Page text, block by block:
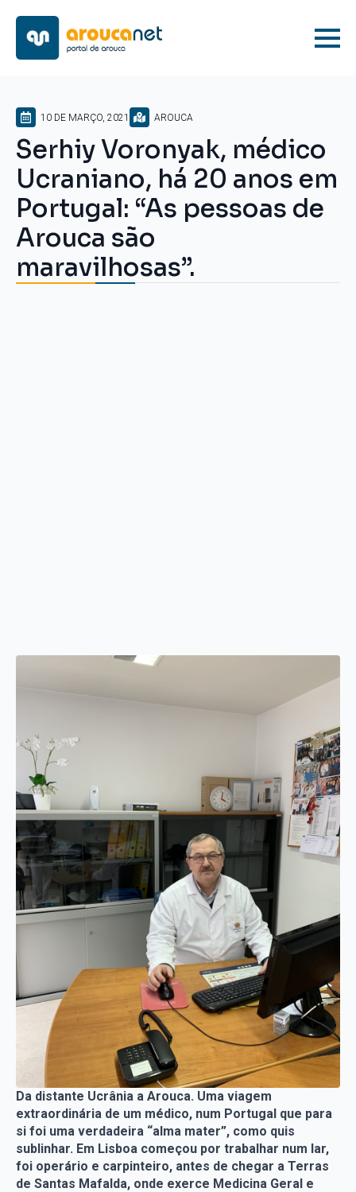
10 DE MARÇO, 2021 AROUCA
Serhiy Voronyak, médico
Ucraniano, há 20 anos em
Portugal: “As pessoas de
Arouca são
maravilhosas”.
Da distante Ucrânia a Arouca. Uma viagem
extraordinária de um médico, num Portugal que para
si foi uma verdadeira “alma mater”, como quis
sublinhar. Em Lisboa começou por trabalhar num lar,
foi operário e carpinteiro, antes de chegar a Terras
de Santas Mafalda, onde exerce Medicina Geral e